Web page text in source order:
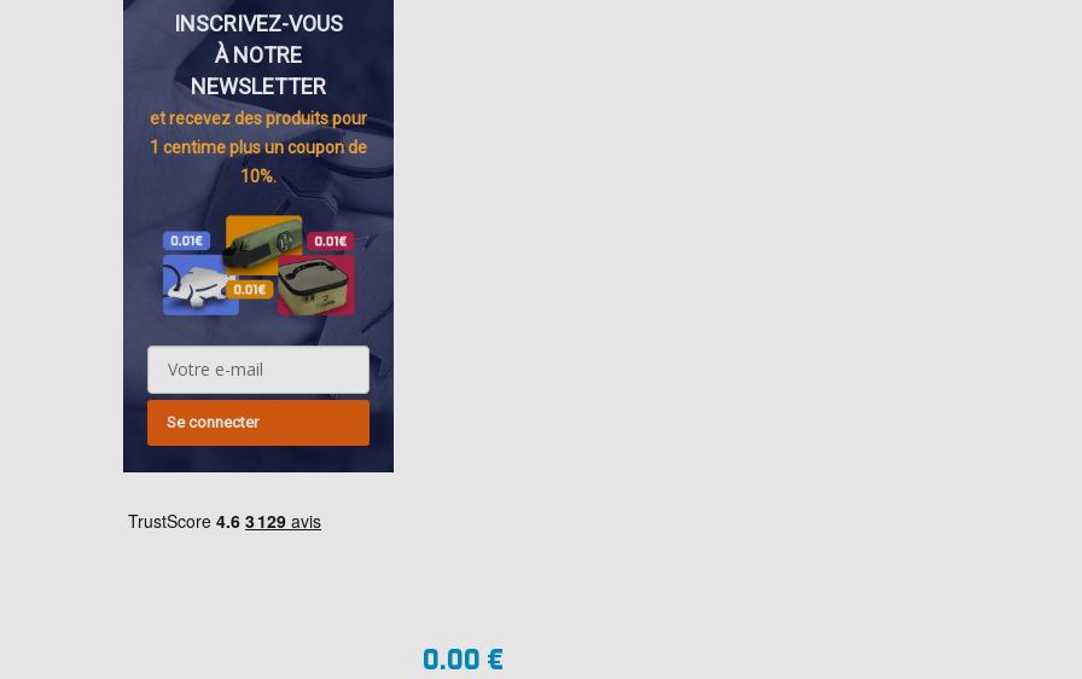
INSCRIVEZ-VOUS
À NOTRE
NEWSLETTER
et recevez desproduits pour
1 centimeplus un coupon de
10%.
Se connecter
0.00 €